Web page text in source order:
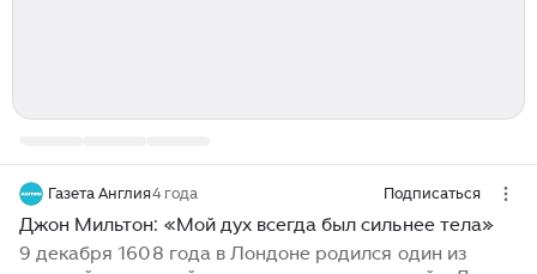
Газета Англия4 года Подписаться
Джон Мильтон: «Мой дух всегда был сильнее тела»
9 декабря 1608 года в Лондоне родился один из